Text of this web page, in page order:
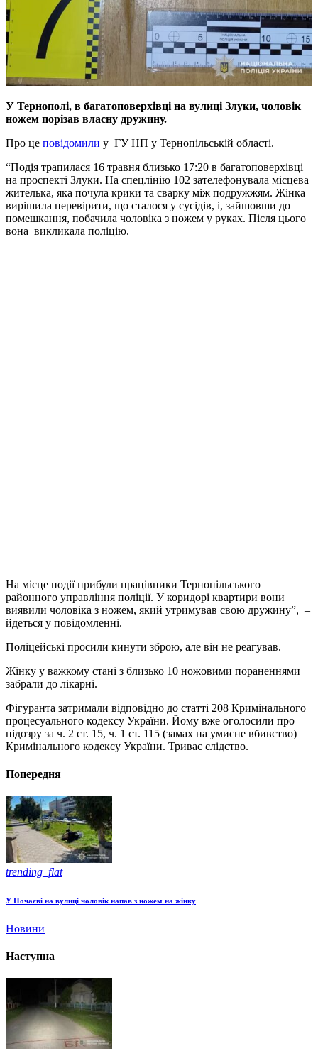
У Тернополі, в багатоповерхівці на вулиці Злуки, чоловік
ножем порізав власну дружину.
Про це повідомили у ГУ НП у Тернопільській області.
“Подія трапилася 16 травня близько 17:20 в багатоповерхівці
на проспекті Злуки. На спецлінію 102 зателефонувала місцева
жителька, яка почула крики та сварку між подружжям. Жінка
вирішила перевірити, що сталося у сусідів, і, зайшовши до
помешкання, побачила чоловіка з ножем у руках. Після цього
вона викликала поліцію.
На місце події прибули працівники Тернопільського
районного управління поліції. У коридорі квартири вони
виявили чоловіка з ножем, який утримував свою дружину”, –
йдеться у повідомленні.
Поліцейські просили кинути зброю, але він не реагував.
Жінку у важкому стані з близько 10 ножовими пораненнями
забрали до лікарні.
Фігуранта затримали відповідно до статті 208 Кримінального
процесуального кодексу України. Йому вже оголосили про
підозру за ч. 2 ст. 15, ч. 1 ст. 115 (замах на умисне вбивство)
Кримінального кодексу України. Триває слідство.
Попередня
trending_flat
У Почаєві на вулиці чоловік напав з ножем на жінку
Новини
Наступна